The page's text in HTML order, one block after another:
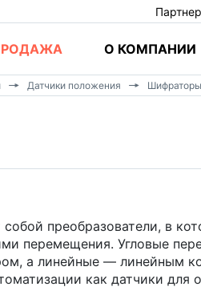
О КОМПАНИИ
Датчики положения Шифраторы
преобразователи, в
перемещения. Угловые
а линейные — линейным
как датчики для